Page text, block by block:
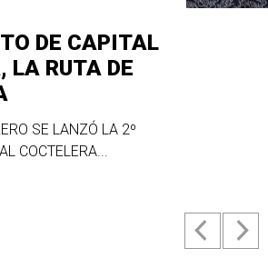
DE CAPITAL
LA RUTA DE
SE LANZÓ LA 2º
COCTELERA...